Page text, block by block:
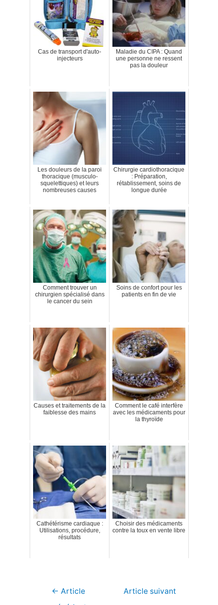
Cas de transport d'auto-
injecteurs
Maladie du CIPA : Quand
une personne ne ressent
pas la douleur
Les douleurs de la paroi
thoracique (musculo-
squelettiques) et leurs
nombreuses causes
Chirurgie cardiothoracique
: Préparation,
rétablissement, soins de
longue durée
Comment trouver un
chirurgien spécialisé dans
le cancer du sein
Soins de confort pour les
patients en fin de vie
Causes et traitements de la
faiblesse des mains
Comment le café interfère
avec les médicaments pour
la thyroïde
Cathétérisme cardiaque :
Utilisations, procédure,
résultats
Choisir des médicaments
contre la toux en vente libre
Navigation
← Article
Article suivant